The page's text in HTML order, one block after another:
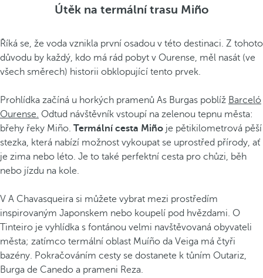
Útěk na termální trasu Miño
Říká se, že voda vznikla první osadou v této destinaci. Z tohoto
důvodu by každý, kdo má rád pobyt v Ourense, měl nasát (ve
všech směrech) historii obklopující tento prvek.
Prohlídka začíná u horkých pramenů As Burgas poblíž Barceló
Ourense. Odtud návštěvník vstoupí na zelenou tepnu města:
břehy řeky Miño. Termální cesta Miño je pětikilometrová pěší
stezka, která nabízí možnost vykoupat se uprostřed přírody, ať
je zima nebo léto. Je to také perfektní cesta pro chůzi, běh
nebo jízdu na kole.
V A Chavasqueira si můžete vybrat mezi prostředím
inspirovaným Japonskem nebo koupelí pod hvězdami. O
Tinteiro je vyhlídka s fontánou velmi navštěvovaná obyvateli
města; zatímco termální oblast Muíño da Veiga má čtyři
bazény. Pokračováním cesty se dostanete k tůním Outariz,
Burga de Canedo a prameni Reza.